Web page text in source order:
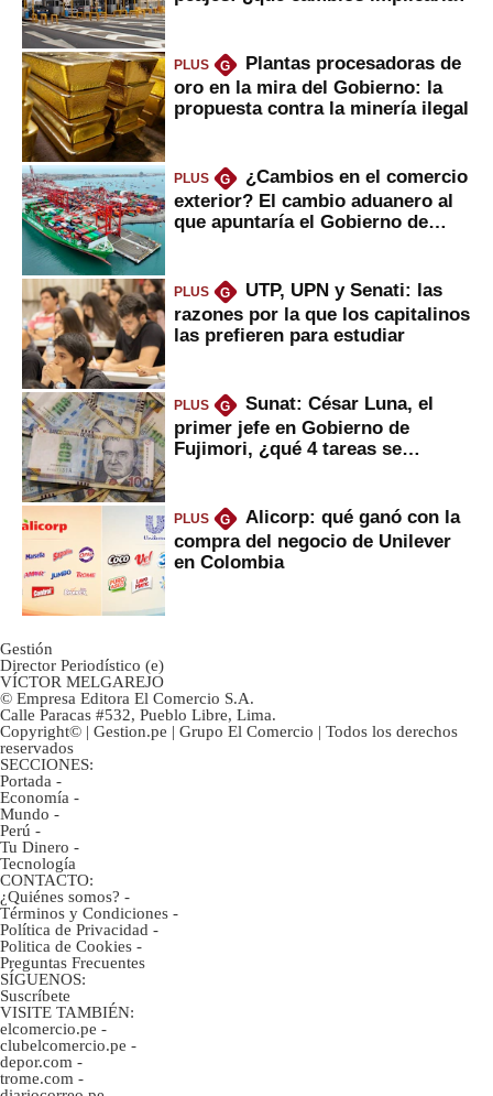
PLUS G
Plantas procesadoras de
oro en la mira del Gobierno: la
propuesta contra la minería ilegal
PLUS G
¿Cambios en el comercio
exterior? El cambio aduanero al
que apuntaría el Gobierno de
PLUS G
UTP, UPN y Senati: las
razones por la que los capitalinos
las prefieren para estudiar
PLUS G
Sunat: César Luna, el
primer jefe en Gobierno de
Fujimori, ¿qué 4 tareas se
PLUS G
Alicorp: qué ganó con la
compra del negocio de Unilever
en Colombia
Gestión
Director Periodístico (e)
VÍCTOR MELGAREJO
© Empresa Editora El Comercio S.A.
Calle Paracas #532, Pueblo Libre, Lima.
Copyright© | Gestion.pe | Grupo El Comercio | Todos los derechos
reservados
SECCIONES:
Portada -
Economía -
Mundo -
Perú -
Tu Dinero -
Tecnología
CONTACTO:
¿Quiénes somos? -
Términos y Condiciones -
Política de Privacidad -
Politica de Cookies -
Preguntas Frecuentes
SÍGUENOS:
Suscríbete
VISITE TAMBIÉN:
elcomercio.pe -
clubelcomercio.pe -
depor.com -
trome.com -